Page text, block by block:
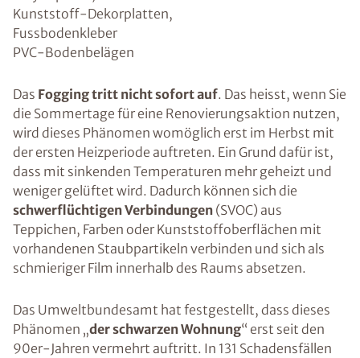
Kunststoff-Dekorplatten,
Fussbodenkleber
PVC-Bodenbelägen
Das Fogging tritt nicht sofort auf. Das heisst, wenn Sie
die Sommertage für eine Renovierungsaktion nutzen,
wird dieses Phänomen womöglich erst im Herbst mit
der ersten Heizperiode auftreten. Ein Grund dafür ist,
dass mit sinkenden Temperaturen mehr geheizt und
weniger gelüftet wird. Dadurch können sich die
schwerflüchtigen Verbindungen (SVOC) aus
Teppichen, Farben oder Kunststoffoberflächen mit
vorhandenen Staubpartikeln verbinden und sich als
schmieriger Film innerhalb des Raums absetzen.
Das Umweltbundesamt hat festgestellt, dass dieses
Phänomen „der schwarzen Wohnung“ erst seit den
90er-Jahren vermehrt auftritt. In 131 Schadensfällen